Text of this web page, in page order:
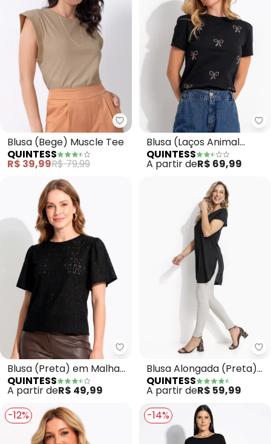
Quintess - Blusa (Bege) Muscle
Blusa (Bege) Muscle Tee
QUINTESS
R$ 39,99R$ 79,99
Blusa (Laços Animal
Print) em Malha de
Algodão
QUINTESS
A partir deR$ 69,99
Quintess - Blusa (Preta) em
Blusa (Preta) em Malha
Laise
QUINTESS
A partir deR$ 49,99
Blusa Alongada (Preta)
com Barra
Arrendondada
QUINTESS
A partir deR$ 59,99
-12%
-14%